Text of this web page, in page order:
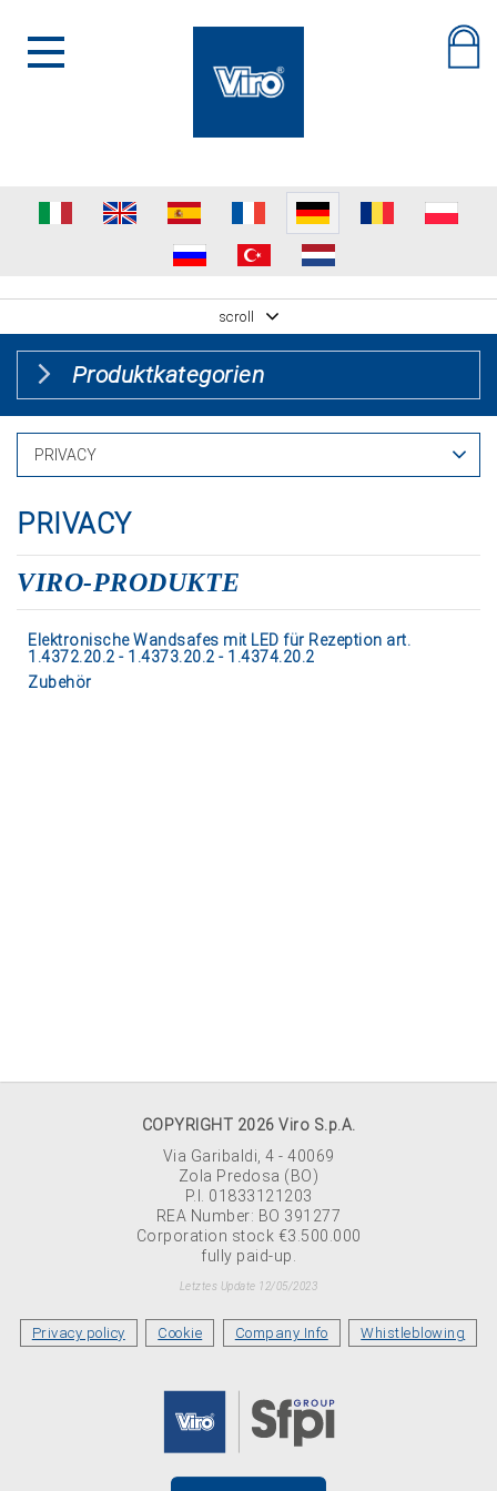
scroll
Produktkategorien
PRIVACY
VIRO-PRODUKTE
Elektronische Wandsafes mit LED für Rezeption art.
1.4372.20.2 - 1.4373.20.2 - 1.4374.20.2
Zubehör
COPYRIGHT 2026 Viro S.p.A.
Via Garibaldi, 4 - 40069
Zola Predosa (BO)
P.I. 01833121203
REA Number: BO 391277
Corporation stock €3.500.000
fully paid-up.
Letztes Update 12/05/2023
Privacy policy Cookie Company Info Whistleblowing